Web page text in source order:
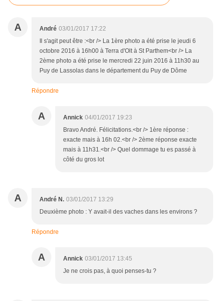
A André 03/01/2017 17:22
Il s'agit peut être :<br /> La 1ère photo a été prise le jeudi 6
octobre 2016 à 16h00 à Terra d'Olt à St Parthem<br /> La
2ème photo a été prise le mercredi 22 juin 2016 à 11h30 au
Puy de Lassolas dans le département du Puy de Dôme
Répondre
A Annick 04/01/2017 19:23
Bravo André. Félicitations.<br /> 1ère réponse :
exacte mais à 16h 02.<br /> 2ème réponse exacte
mais à 11h31.<br /> Quel dommage tu es passé à
côté du gros lot
A André N. 03/01/2017 13:29
Deuxième photo : Y avait-il des vaches dans les environs ?
Répondre
A Annick 03/01/2017 13:45
Je ne crois pas, à quoi penses-tu ?